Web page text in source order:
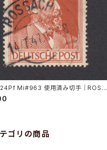
24Pf Mi#963 使用済み切手｜ROSS
ゴリの商品